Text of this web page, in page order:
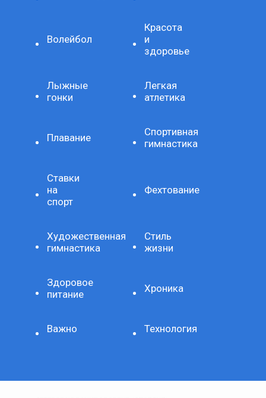
Волейбол
Красота
и
здоровье
Лыжные
гонки
Легкая
атлетика
Плавание
Спортивная
гимнастика
Ставки
на
спорт
Фехтование
Художественная
гимнастика
Стиль
жизни
Здоровое
питание
Хроника
Важно Технология